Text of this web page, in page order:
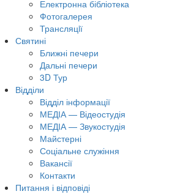
Електронна бібліотека
Фотогалерея
Трансляцiї
Святині
Ближні печери
Дальні печери
3D Тур
Відділи
Відділ інформації
МЕДІА — Відеостудія
МЕДІА — Звукостудія
Майстерні
Соціальне служіння
Вакансії
Контакти
Питання і відповіді